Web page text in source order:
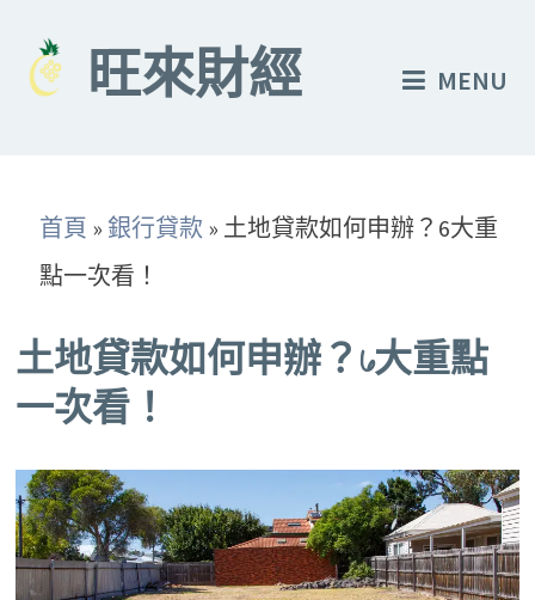
content
旺來財經 MENU
首頁 »銀行貸款 » 土地貸款如何申辦？6大重
點一次看！
土地貸款如何申辦？6大重點
一次看！